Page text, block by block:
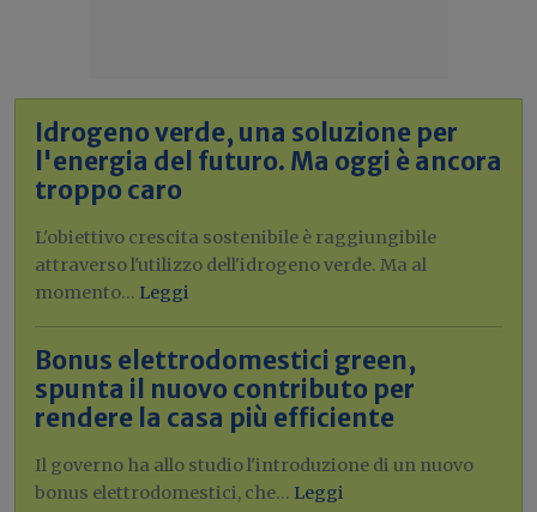
Idrogeno verde, una soluzione per
l'energia del futuro. Ma oggi è ancora
troppo caro
L'obiettivo crescita sostenibile è raggiungibile
attraverso l'utilizzo dell'idrogeno verde. Ma al
momento... Leggi
Bonus elettrodomestici green,
spunta il nuovo contributo per
rendere la casa più efficiente
Il governo ha allo studio l'introduzione di un nuovo
bonus elettrodomestici, che... Leggi